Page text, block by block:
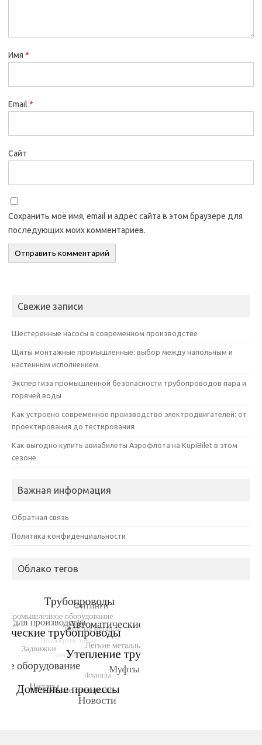
Имя *
Email *
Сайт
Сохранить моё имя, email и адрес сайта в этом браузере для
последующих моих комментариев.
Свежие записи
Шестеренные насосы в современном производстве
Щиты монтажные промышленные: выбор между напольным и
настенным исполнением
Экспертиза промышленной безопасности трубопроводов пара и
горячей воды
Как устроено современное производство электродвигателей: от
проектирования до тестирования
Как выгодно купить авиабилеты Аэрофлота на KupiBilet в этом
сезоне
Важная информация
Обратная связь
Политика конфиденциальности
Облако тегов